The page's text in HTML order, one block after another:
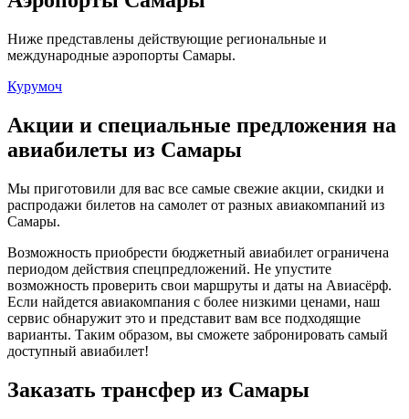
Ниже представлены действующие региональные и
международные аэропорты Самары.
Курумоч
Акции и специальные предложения на
авиабилеты из Самары
Мы приготовили для вас все самые свежие акции, скидки и
распродажи билетов на самолет от разных авиакомпаний из
Самары.
Возможность приобрести бюджетный авиабилет ограничена
периодом действия спецпредложений. Не упустите
возможность проверить свои маршруты и даты на Авиасёрф.
Если найдется авиакомпания с более низкими ценами, наш
сервис обнаружит это и представит вам все подходящие
варианты. Таким образом, вы сможете забронировать самый
доступный авиабилет!
Заказать трансфер из Самары